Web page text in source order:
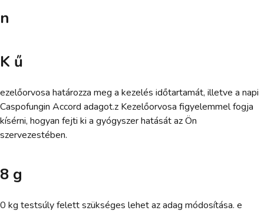
n
K ű
ezelőorvosa határozza meg a kezelés időtartamát, illetve a napi
Caspofungin Accord adagot.z Kezelőorvosa figyelemmel fogja
kísérni, hogyan fejti ki a gyógyszer hatását az Ön
szervezestében.
8 g
0 kg testsúly felett szükséges lehet az adag módosítása. e